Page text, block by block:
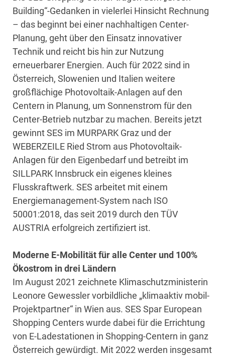
Building“-Gedanken in vielerlei Hinsicht Rechnung
– das beginnt bei einer nachhaltigen Center-
Planung, geht über den Einsatz innovativer
Technik und reicht bis hin zur Nutzung
erneuerbarer Energien. Auch für 2022 sind in
Österreich, Slowenien und Italien weitere
großflächige Photovoltaik-Anlagen auf den
Centern in Planung, um Sonnenstrom für den
Center-Betrieb nutzbar zu machen. Bereits jetzt
gewinnt SES im MURPARK Graz und der
WEBERZEILE Ried Strom aus Photovoltaik-
Anlagen für den Eigenbedarf und betreibt im
SILLPARK Innsbruck ein eigenes kleines
Flusskraftwerk. SES arbeitet mit einem
Energiemanagement-System nach ISO
50001:2018, das seit 2019 durch den TÜV
AUSTRIA erfolgreich zertifiziert ist.
Moderne E-Mobilität für alle Center und 100%
Ökostrom in drei Ländern
Im August 2021 zeichnete Klimaschutzministerin
Leonore Gewessler vorbildliche „klimaaktiv mobil-
Projektpartner“ in Wien aus. SES Spar European
Shopping Centers wurde dabei für die Errichtung
von E-Ladestationen in Shopping-Centern in ganz
Österreich gewürdigt. Mit 2022 werden insgesamt